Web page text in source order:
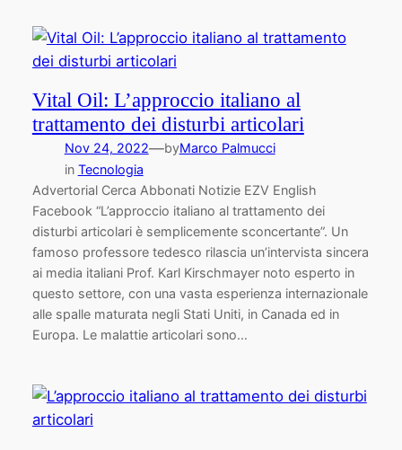
Vital Oil: L’approccio italiano al
trattamento dei disturbi articolari
Nov 24, 2022—byMarco Palmucci
in Tecnologia
Advertorial Cerca Abbonati Notizie EZV English
Facebook “L’approccio italiano al trattamento dei
disturbi articolari è semplicemente sconcertante”. Un
famoso professore tedesco rilascia un’intervista sincera
ai media italiani Prof. Karl Kirschmayer noto esperto in
questo settore, con una vasta esperienza internazionale
alle spalle maturata negli Stati Uniti, in Canada ed in
Europa. Le malattie articolari sono…